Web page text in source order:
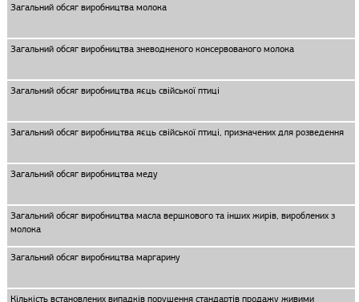
Загальний обсяг виробництва молока
Загальний обсяг виробництва зневодненого консервованого молока
Загальний обсяг виробництва яєць свійської птиці
Загальний обсяг виробництва яєць свійської птиці, призначених для розведення
Загальний обсяг виробництва меду
Загальний обсяг виробництва масла вершкового та інших жирів, вироблених з
молока
Загальний обсяг виробництва маргарину
Кількість встановлених випадків порушення стандартів продажу живими